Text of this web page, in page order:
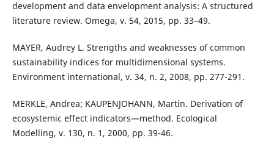
development and data envelopment analysis: A structured
literature review. Omega, v. 54, 2015, pp. 33–49.
MAYER, Audrey L. Strengths and weaknesses of common
sustainability indices for multidimensional systems.
Environment international, v. 34, n. 2, 2008, pp. 277-291.
MERKLE, Andrea; KAUPENJOHANN, Martin. Derivation of
ecosystemic effect indicators—method. Ecological
Modelling, v. 130, n. 1, 2000, pp. 39-46.